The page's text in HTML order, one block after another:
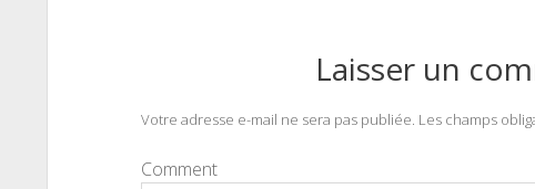
Laisser un
Votre adresse e-mail ne sera pas publiée. Les champs
Comment